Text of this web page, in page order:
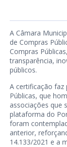
A Câmara
de Compras
Compras
transparência,
públicos.
A certificação faz
Públicas, que
associações que
plataforma do
foram
anterior,
14.133/2021 e a